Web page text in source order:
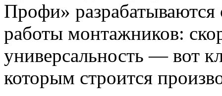
Профи»
работы монтажников:
универсальность — вот
которым строится